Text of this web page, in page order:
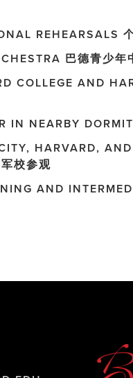
REHEARSALS
巴德青少年
COLLEGE AND
IN NEARBY
HARVARD,
校参观
AND